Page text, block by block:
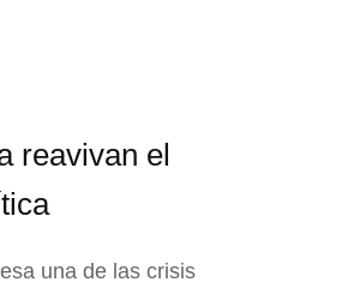
reavivan el
una de las crisis